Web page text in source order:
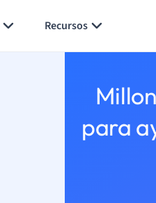
Recursos
para